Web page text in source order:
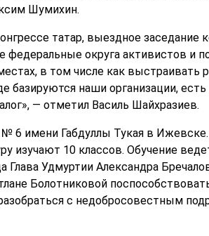
Шумихин.
татар, выездное заседание
федеральные округа активистов и
в том числе как
базируются наши организации,
— отметил Василь Шайхразиев.
6 имени Габдуллы Тукая в
изучают 10 классов. Обучение
Удмуртии Александра
Болотниковой
с недобросовестным